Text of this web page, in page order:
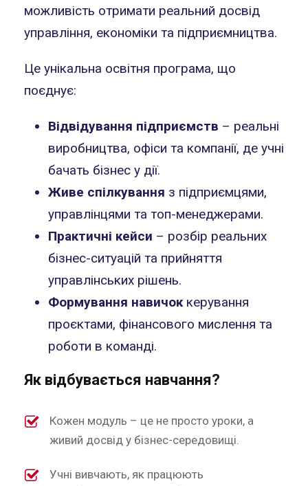
можливість отримати реальний досвід
управління, економіки та підприємництва.
Це унікальна освітня програма, що
поєднує:
Відвідування підприємств – реальні
виробництва, офіси та компанії, де учні
бачать бізнес у дії.
Живе спілкування з підприємцями,
управлінцями та топ-менеджерами.
Практичні кейси – розбір реальних
бізнес-ситуацій та прийняття
управлінських рішень.
Формування навичоккерування
проєктами, фінансового мислення та
роботи в команді.
Як відбувається навчання?
Кожен модуль – це не просто уроки, а
живий досвід у бізнес-середовищі.
Учні вивчають, як працюють